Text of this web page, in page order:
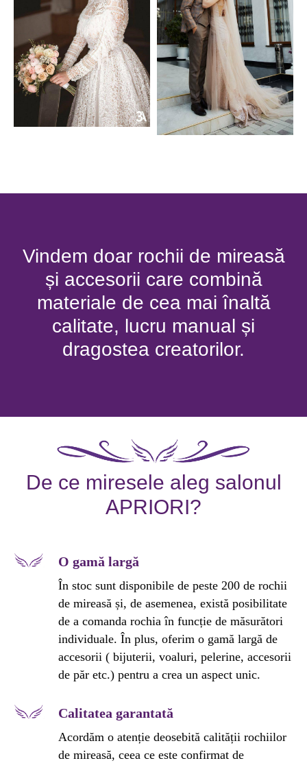
Vindem doar rochii de mireasă
și accesorii care combină
materiale de cea mai înaltă
calitate, lucru manual și
dragostea creatorilor.
De ce miresele aleg salonul
APRIORI?
O gamă largă
În stoc sunt disponibile de peste 200 de rochii
de mireasă și, de asemenea, există posibilitate
de a comanda rochia în funcție de măsurători
individuale. În plus, oferim o gamă largă de
accesorii ( bijuterii, voaluri, pelerine, accesorii
de păr etc.) pentru a crea un aspect unic.
Calitatea garantată
Acordăm o atenție deosebită calității rochiilor
de mireasă, ceea ce este confirmat de